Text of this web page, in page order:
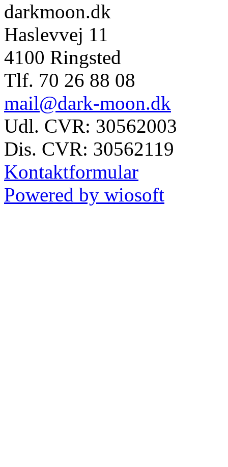
darkmoon.dk
Haslevvej 11
4100 Ringsted
Tlf. 70 26 88 08
mail@dark-moon.dk
Udl. CVR: 30562003
Dis. CVR: 30562119
Kontaktformular
Powered by wiosoft